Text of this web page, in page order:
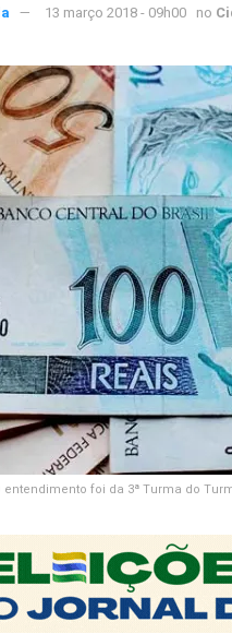
13 março 2018 - 09h00 no
entendimento foi da 3ª Turma do